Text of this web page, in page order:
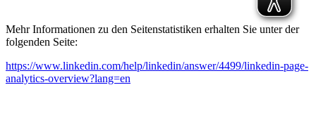
Mehr Informationen zu den Seitenstatistiken erhalten Sie unter der
folgenden Seite:
https://www.linkedin.com/help/linkedin/answer/4499/linkedin-page-
analytics-overview?lang=en